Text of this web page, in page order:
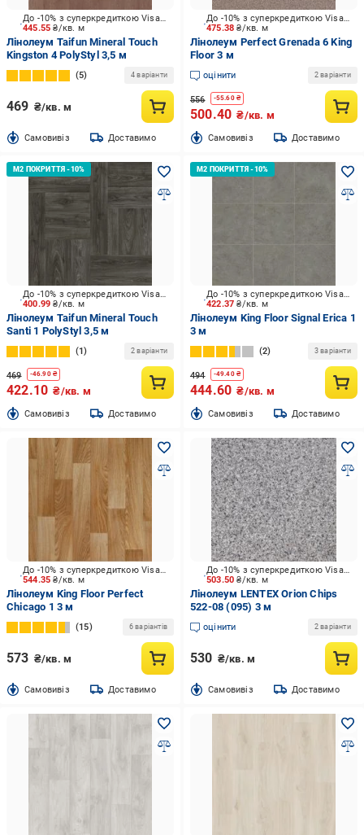
445.55₴/кв. м
До -10% з суперкредиткою Visa Вигода
Лінолеум Taifun Mineral Touch
Kingston 4 PolyStyl 3,5 м
5 4 варіанти
469 ₴/кв. м
Cамовивіз Доставимо
475.38₴/кв. м
До -10% з суперкредиткою Visa Вигода
Лінолеум Perfect Grenada 6 King
Floor 3 м
оцінити 2 варіанти
556 -55.60₴
500.40 ₴/кв. м
Cамовивіз Доставимо
400.99₴/кв. м
До -10% з суперкредиткою Visa Вигода
Лінолеум Taifun Mineral Touch
Santi 1 PolyStyl 3,5 м
1 2 варіанти
469 -46.90₴
422.10 ₴/кв. м
Cамовивіз Доставимо
422.37₴/кв. м
До -10% з суперкредиткою Visa Вигода
Лінолеум King Floor Signal Erica 1
3 м
2 3 варіанти
494 -49.40₴
444.60 ₴/кв. м
Cамовивіз Доставимо
544.35₴/кв. м
До -10% з суперкредиткою Visa Вигода
Лінолеум King Floor Perfect
Chicago 1 3 м
15 6 варіантів
573 ₴/кв. м
Cамовивіз Доставимо
503.50₴/кв. м
До -10% з суперкредиткою Visa Вигода
Лінолеум LENTEX Orion Chips
522-08 (095) 3 м
оцінити 2 варіанти
530 ₴/кв. м
Cамовивіз Доставимо